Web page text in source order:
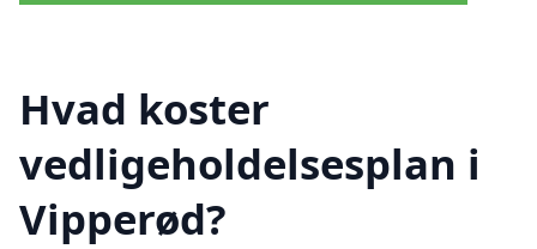
Hvad koster
vedligeholdelsesplan i
Vipperød?